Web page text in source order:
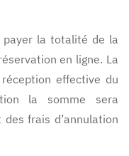
la totalité de la
en ligne. La
effective du
la somme sera
frais d’annulation